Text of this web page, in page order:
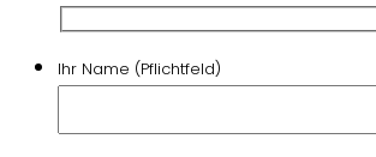
Ihr Name (Pflichtfeld)